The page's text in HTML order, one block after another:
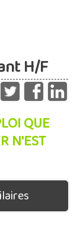
H/F
QUE
N'EST